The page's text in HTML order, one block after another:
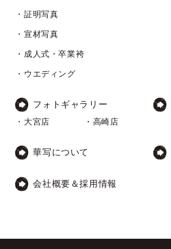
・証明写真
・宣材写真
・成人式・卒業袴
・ウエディング
フォトギャラリー
・大宮店 ・高崎店
華写について
会社概要＆採用情報